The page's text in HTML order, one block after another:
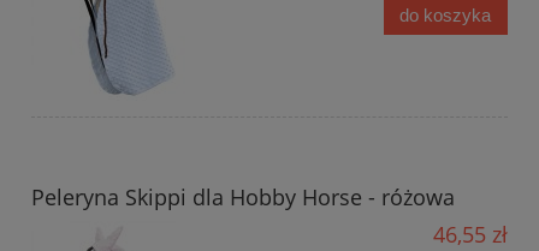
do koszyka
Peleryna Skippi dla Hobby Horse - różowa
46,55 zł